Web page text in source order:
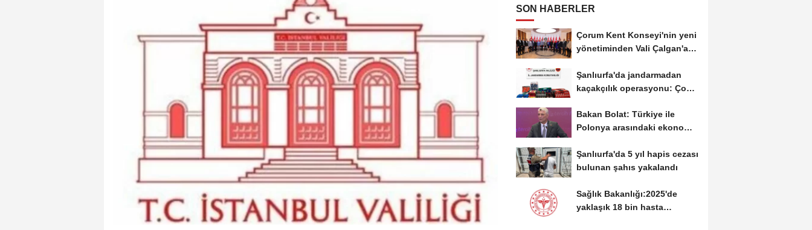
SON HABERLER
Çorum Kent Konseyi'nin yeni
yönetiminden Vali Çalgan'a
Şanlıurfa'da jandarmadan
kaçakçılık operasyonu: Çok
Bakan Bolat: Türkiye ile
Polonya arasındaki ekonomik
Şanlıurfa'da 5 yıl hapis cezası
bulunan şahıs yakalandı
Sağlık Bakanlığı:2025'de
yaklaşık 18 bin hasta